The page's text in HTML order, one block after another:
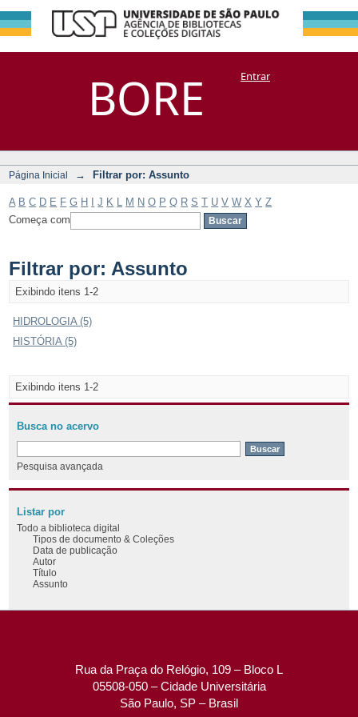
BORE
Filtrar por:
Assunto
DSpace/Manakin + CoriscoEntrar
Página Inicial → Filtrar por: Assunto
A B C D E F G H J K M N O P Q R S T U V W X Y Z
Começa com
Filtrar por: Assunto
Exibindo itens 1-2
HIDROLOGIA (5)
HISTÓRIA (5)
Exibindo itens 1-2
Busca no acervo
Pesquisa avançada
Listar por
Todo a biblioteca digital
Tipos de documento & Coleções
Data de publicação
Autor
Título
Assunto
Rua da Praça do Relógio, 109 – Bloco L
05508-050 – Cidade Universitária
São Paulo, SP – Brasil